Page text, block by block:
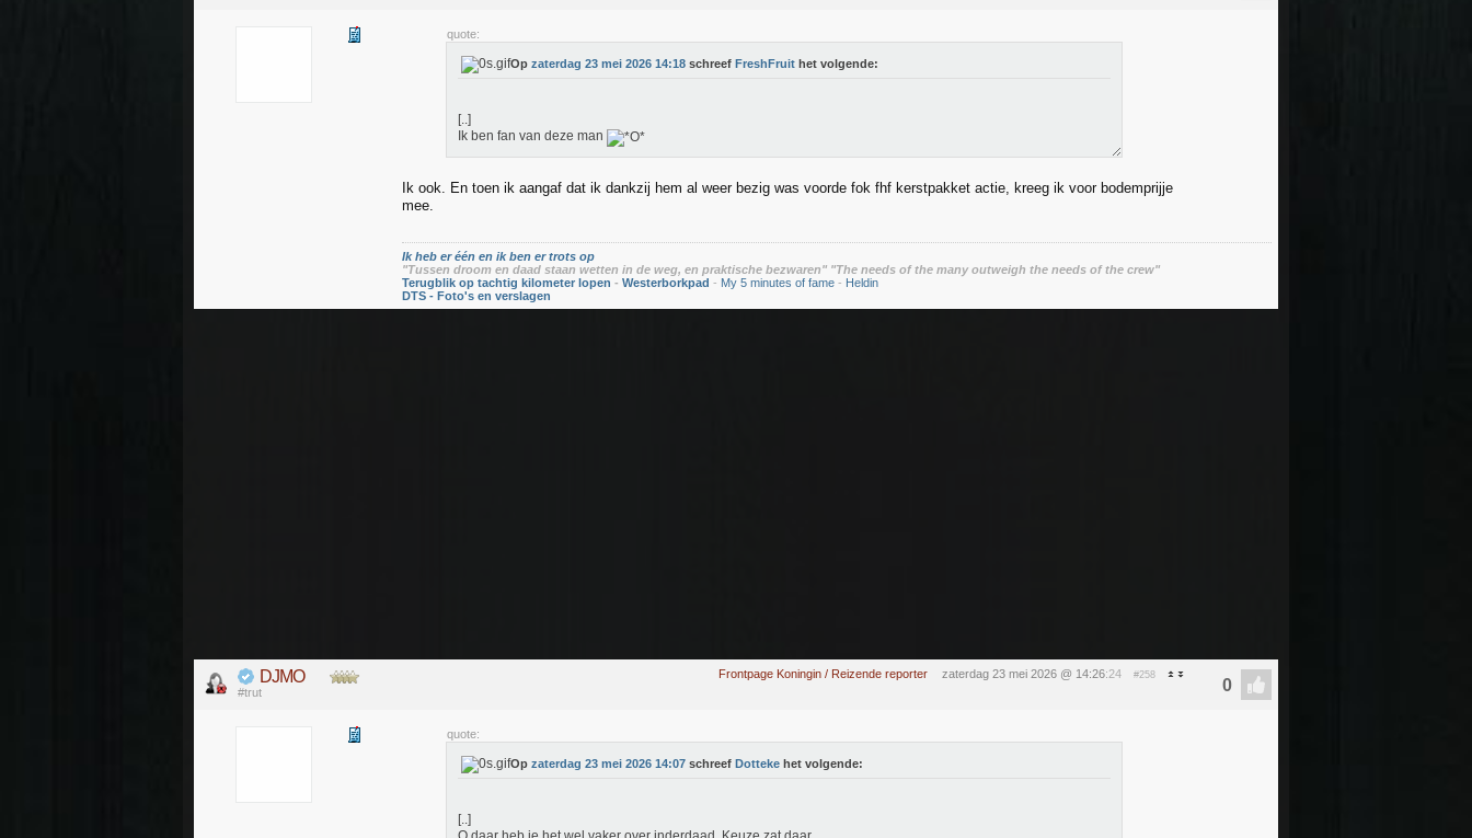
quote:
Op zaterdag 23 mei 2026 14:18 schreef FreshFruit het volgende:
[..]
Ik ben fan van deze man
Ik ook. En toen ik aangaf dat ik dankzij hem al weer bezig was voorde fok fhf kerstpakket actie, kreeg ik voor bodemprijje
mee.
Ik heb er één en ik ben er trots op
"Tussen droom en daad staan wetten in de weg, en praktische bezwaren" "The needs of the many outweigh the needs of the crew"
Terugblik op tachtig kilometer lopen - Westerborkpad - My 5 minutes of fame - Heldin
DTS - Foto's en verslagen
Frontpage Koningin / Reizende reporter zaterdag 23 mei 2026 @ 14:26:24 #258
DJMO
#trut
quote:
Op zaterdag 23 mei 2026 14:07 schreef Dotteke het volgende:
[..]